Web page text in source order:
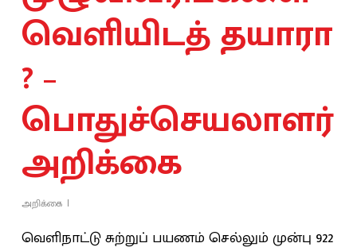
வெளியிடத் தயாரா
? –
பொதுச்செயலாளர்
அறிக்கை
அறிக்கை
வெளிநாட்டு சுற்றுப் பயணம் செல்லும் முன்பு 922